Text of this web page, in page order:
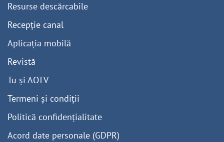
Resurse descărcabile
Recepție canal
Aplicația mobilă
Revistă
Tu și AOTV
Termeni și condiții
Politică confidențialitate
Acord date personale (GDPR)